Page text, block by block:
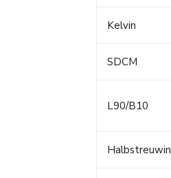
Kelvin
SDCM
L90/B10